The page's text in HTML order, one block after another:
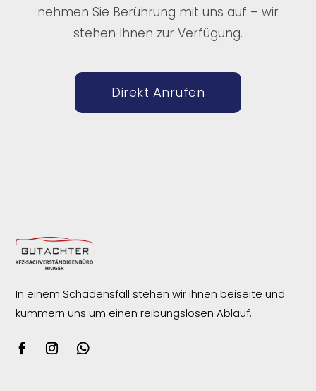
nehmen Sie Berührung mit uns auf – wir
stehen Ihnen zur Verfügung.
Direkt Anrufen
In einem Schadensfall stehen wir ihnen beiseite und
kümmern uns um einen reibungslosenAblauf.